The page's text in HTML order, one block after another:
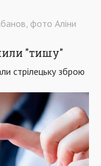
фото Аліни
"тишу"
стрілецьку зброю